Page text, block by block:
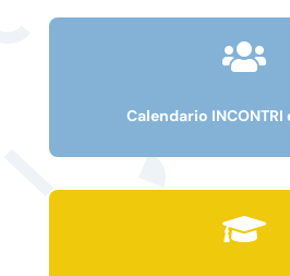

Calendario INCONTRI
